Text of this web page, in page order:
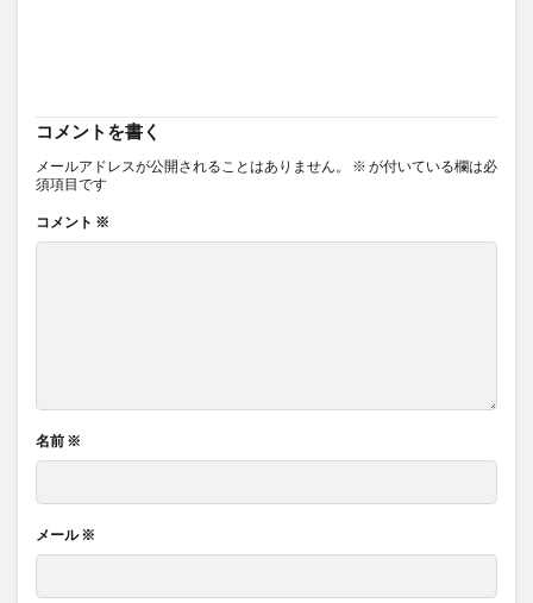
コメントを書く
メールアドレスが公開されることはありません。 ※ が付いている欄は必
須項目です
コメント ※
名前 ※
メール※